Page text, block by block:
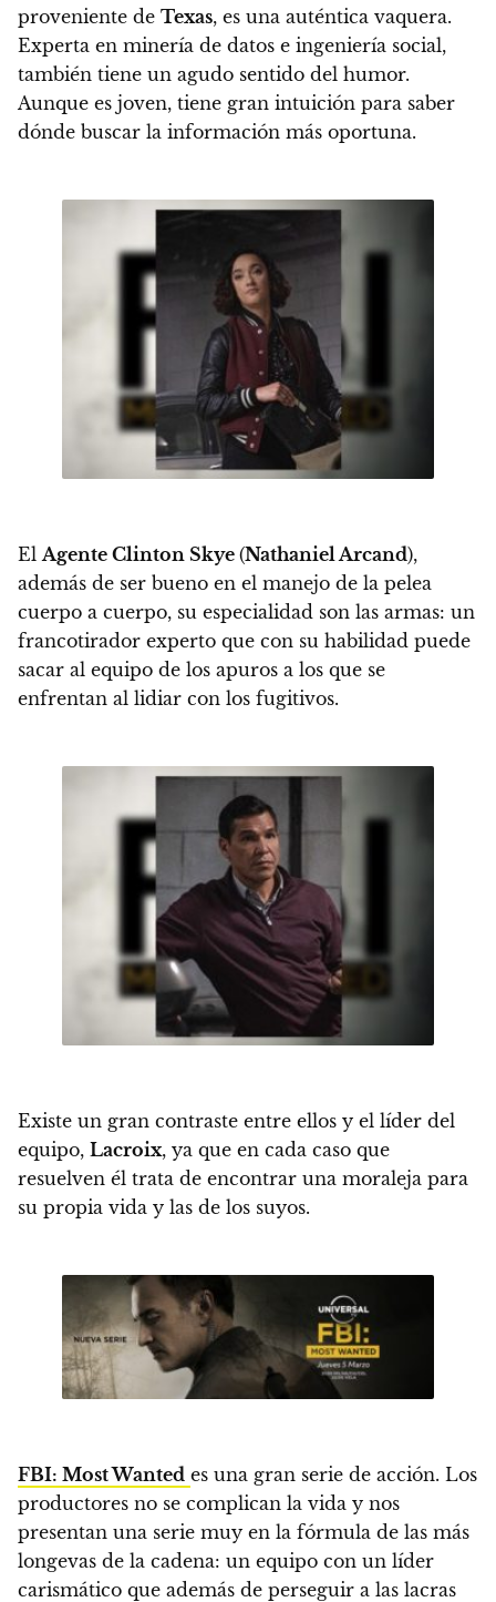
proveniente de Texas, es una auténtica vaquera.
Experta en minería de datos e ingeniería social,
también tiene un agudo sentido del humor.
Aunque es joven, tiene gran intuición para saber
dónde buscar la información más oportuna.
El Agente Clinton Skye (Nathaniel Arcand),
además de ser bueno en el manejo de la pelea
cuerpo a cuerpo, su especialidad son las armas: un
francotirador experto que con su habilidad puede
sacar al equipo de los apuros a los que se
enfrentan al lidiar con los fugitivos.
Existe un gran contraste entre ellos y el líder del
equipo, Lacroix, ya que en cada caso que
resuelven él trata de encontrar una moraleja para
su propia vida y las de los suyos.
FBI: Most Wanted es una gran serie de acción. Los
productores no se complican la vida y nos
presentan una serie muy en la fórmula de las más
longevas de la cadena: un equipo con un líder
carismático que además de perseguir a las lacras